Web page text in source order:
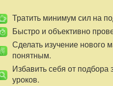
Тратить минимум сил на
Быстро и объективно
Сделать изучение нового
понятным.
Избавить себя от подбора
уроков.